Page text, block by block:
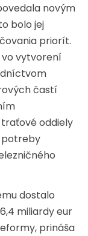
novým
bolo jej
priorít.
vo vytvorení
častí
oddiely
potreby
dostalo
miliardy eur
prináša